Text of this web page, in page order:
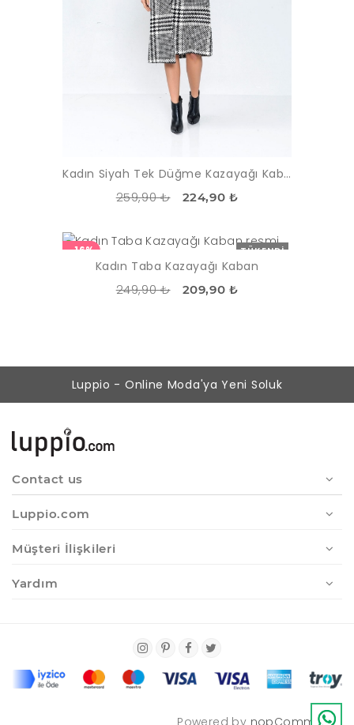
Kadın Siyah Tek Düğme Kazayağı Kaban
259,90 ₺ 224,90 ₺
TÜKENDI
-16%
Kadın Taba Kazayağı Kaban
249,90 ₺ 209,90 ₺
Luppio - Online Moda'ya Yeni Soluk
Contact us
Luppio.com
Müşteri İlişkileri
Yardım